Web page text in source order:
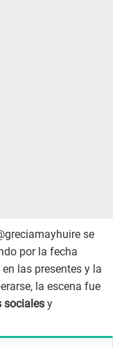
se
por la fecha
las presentes y la
la escena fue
sociales y